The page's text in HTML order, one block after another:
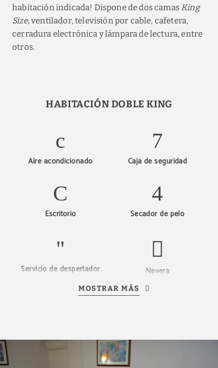
habitación indicada! Dispone de dos camasKing
Size, ventilador, televisión por cable, cafetera,
cerradura electrónica y lámpara de lectura, entre
otros.
HABITACIÓN DOBLE KING
Aire acondicionado Caja de seguridad
Escritorio Secador de pelo
Servicio de despertador Nevera
MOSTRAR MÁS